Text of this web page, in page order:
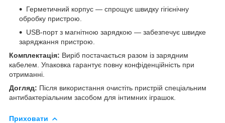
Герметичний корпус — спрощує швидку гігієнічну
обробку пристрою.
USB-порт з магнітною зарядкою — забезпечує швидке
заряджання пристрою.
Комплектація: Виріб постачається разом із зарядним
кабелем. Упаковка гарантує повну конфіденційність при
отриманні.
Догляд: Після використання очистіть пристрій спеціальним
антибактеріальним засобом для інтимних іграшок.
Приховати